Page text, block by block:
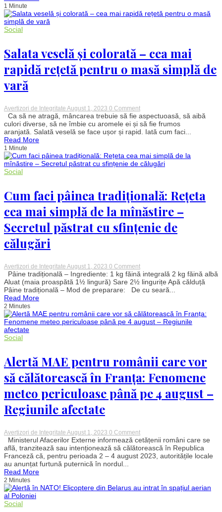
verile
1 Minute
Social
Salata veselă și colorată – cea mai
rapidă rețetă pentru o masă simplă de
vară
Avertizori de Integritate August 1, 2023 0 Commenton
Salata
veselă
și
colorată
mai
rapidă
simplă
de
vară
Ca să ne atragă, mâncarea trebuie să fie aspectuoasă, să aibă
culori diverse, să ne îmbie cu aromele ei și să fie frumos
aranjată. Salată veselă se face ușor și rapid. Iată cum faci...
Read More
1 Minute
Social
Cum faci pâinea tradițională: Rețeta
cea mai simplă de la mînăstire –
Secretul păstrat cu sfințenie de
călugări
Avertizori de Integritate August 1, 2023 0 Commenton
Cum
faci
pâinea
tradițională:
mai
simplă
Secretul
păstrat
cu
sfințenie
de
călugări
Pâine tradițională – Ingrediente: 1 kg făină integrală 2 kg făină albă
Aluat (maia proaspătă 1½ lingură) Sare 2½ lingurițe Apă călduță
Pâine tradițională – Mod de preparare: De cu seară...
Read More
2 Minutes
Social
Alertă MAE pentru românii care vor
să călătorească în Franța: Fenomene
meteo periculoase până pe 4 august –
Regiunile afectate
Avertizori de Integritate August 1, 2023 0 Commenton
Alertă
MAE
pentru
românii
călătorească
Ministerul Afacerilor Externe informează cetățenii români care se
află, tranzitează sau intenționează să călătorească în Republica
Franceză că, pentru perioada 2 – 4 august 2023, autoritățile locale
au anunțat furtună puternică în nordul...
Read More
2 Minutes
Social